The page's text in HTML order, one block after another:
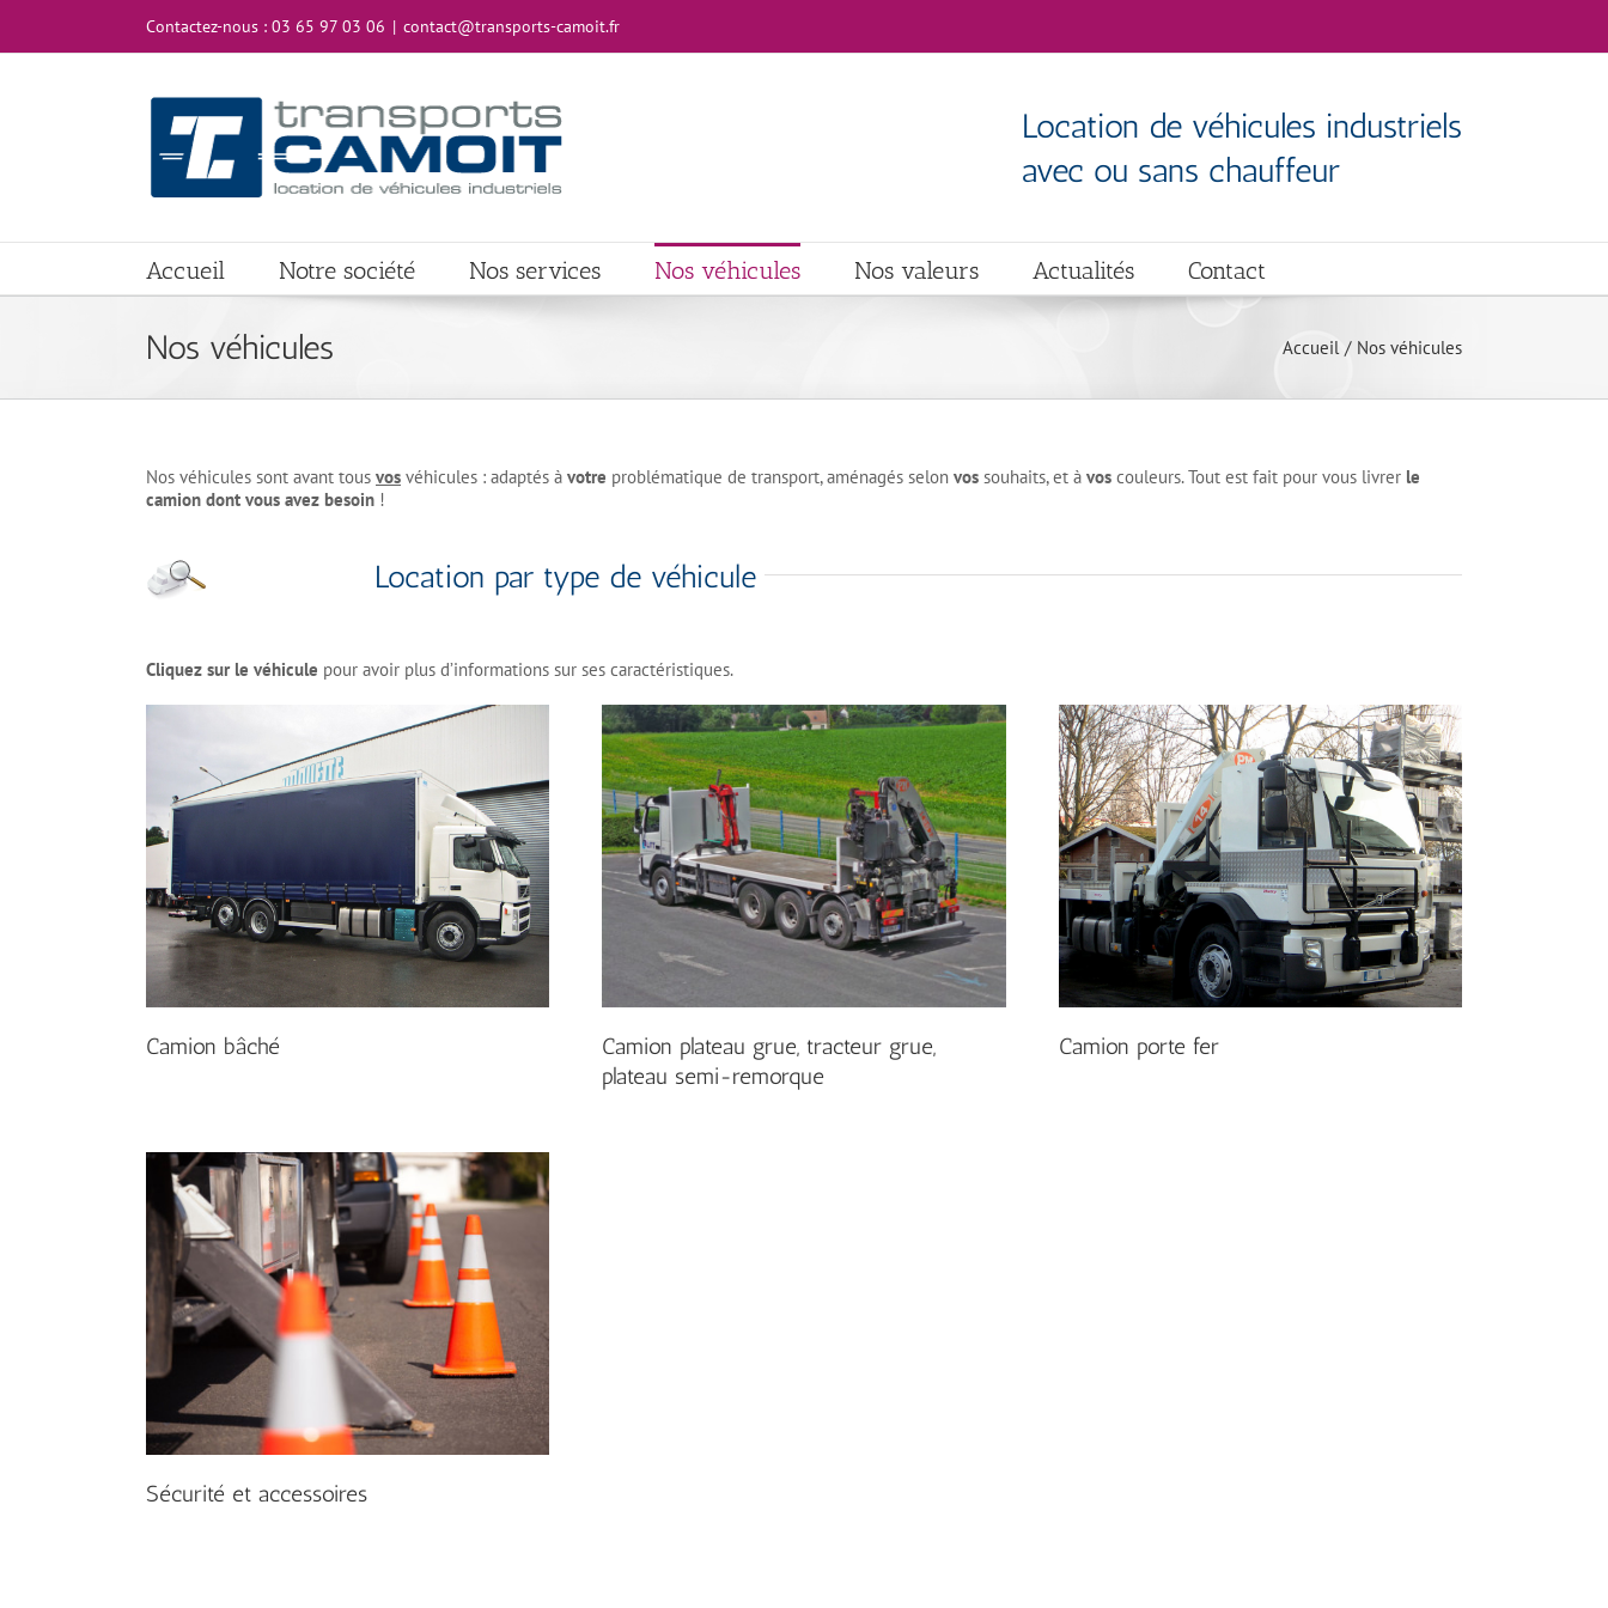
contenu
Contactez-nous : 03 65 97 03 06 | contact@transports-camoit.fr
Location de véhicules industriels
avec ou sans chauffeur
Accueil Notre société Nos services Nos véhicules Nos valeurs Actualités Contact
Nos véhicules Accueil Nos véhicules
Nos véhicules sont avant tous vos véhicules : adaptés à votre problématique de transport, aménagés selon vos souhaits, et à vos couleurs. Tout est fait pour vous livrer le
camion dont vous avez besoin !
Location par type de véhicule
Cliquez sur le véhicule pour avoir plus d’informations sur ses caractéristiques.
Camion bâché
Camion plateau grue, tracteur grue,
plateau semi-remorque
Camion porte fer
Sécurité et accessoires